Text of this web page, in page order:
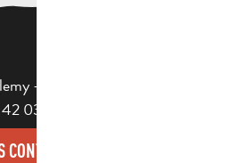
- 13400 AUBAGNE
03 49 98
CONTACTER